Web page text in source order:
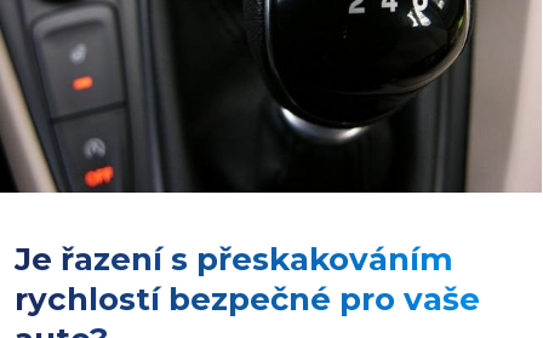
Je řazení s přeskakováním
rychlostí bezpečné pro vaše